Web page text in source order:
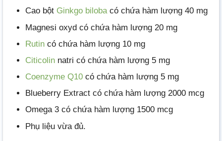
Cao bột Ginkgo bilobacó chứa hàm lượng 40 mg
Magnesi oxyd có chứa hàm lượng 20 mg
Rutin có chứa hàm lượng 10 mg
Citicolin natri có chứa hàm lượng 5 mg
Coenzyme Q10 có chứa hàm lượng 5 mg
Blueberry Extract có chứa hàm lượng 2000 mcg
Omega 3 có chứa hàm lượng 1500 mcg
Phụ liệu vừa đủ.